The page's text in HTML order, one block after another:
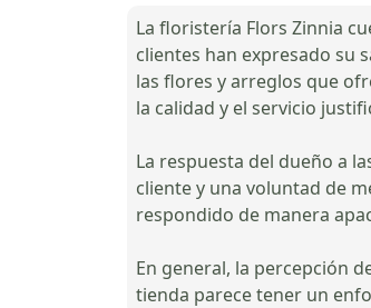
La floristería Flors Zinnia
clientes han expresado su
las flores y arreglos que
la calidad y el servicio
La respuesta del dueño a
cliente y una voluntad de
respondido de manera
En general, la percepción
tienda parece tener un